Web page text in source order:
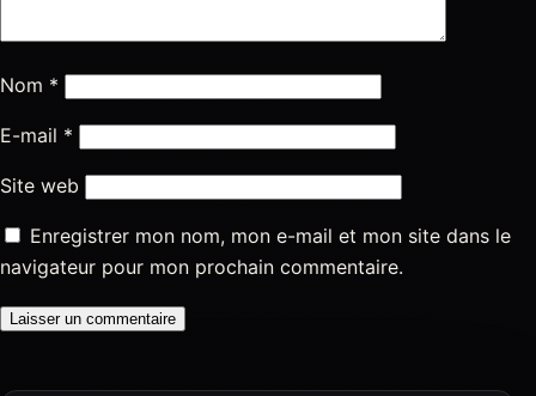
Nom *
E-mail *
Site web
Enregistrer mon nom, mon e-mail et mon site dans le
navigateur pour mon prochain commentaire.